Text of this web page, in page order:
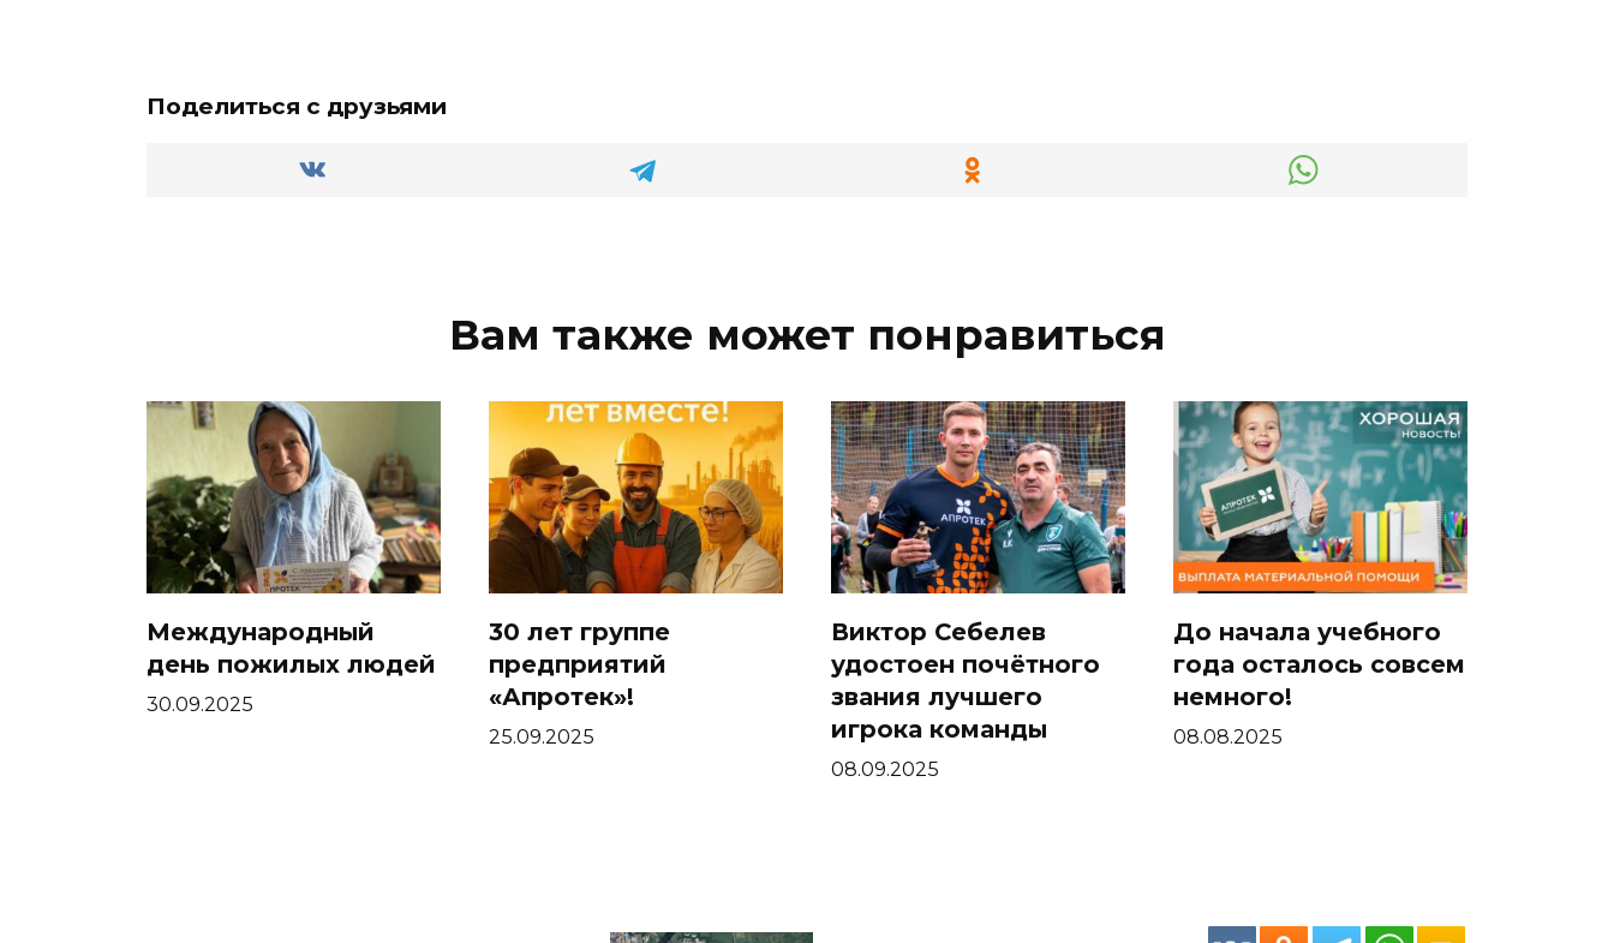
Поделиться с друзьями
Вам также может понравиться
Международный
день пожилых людей
30.09.2025
30 лет группе
предприятий
«Апротек»!
25.09.2025
Виктор Себелев
удостоен почётного
звания лучшего
игрока команды
08.09.2025
До начала учебного
года осталось совсем
немного!
08.08.2025